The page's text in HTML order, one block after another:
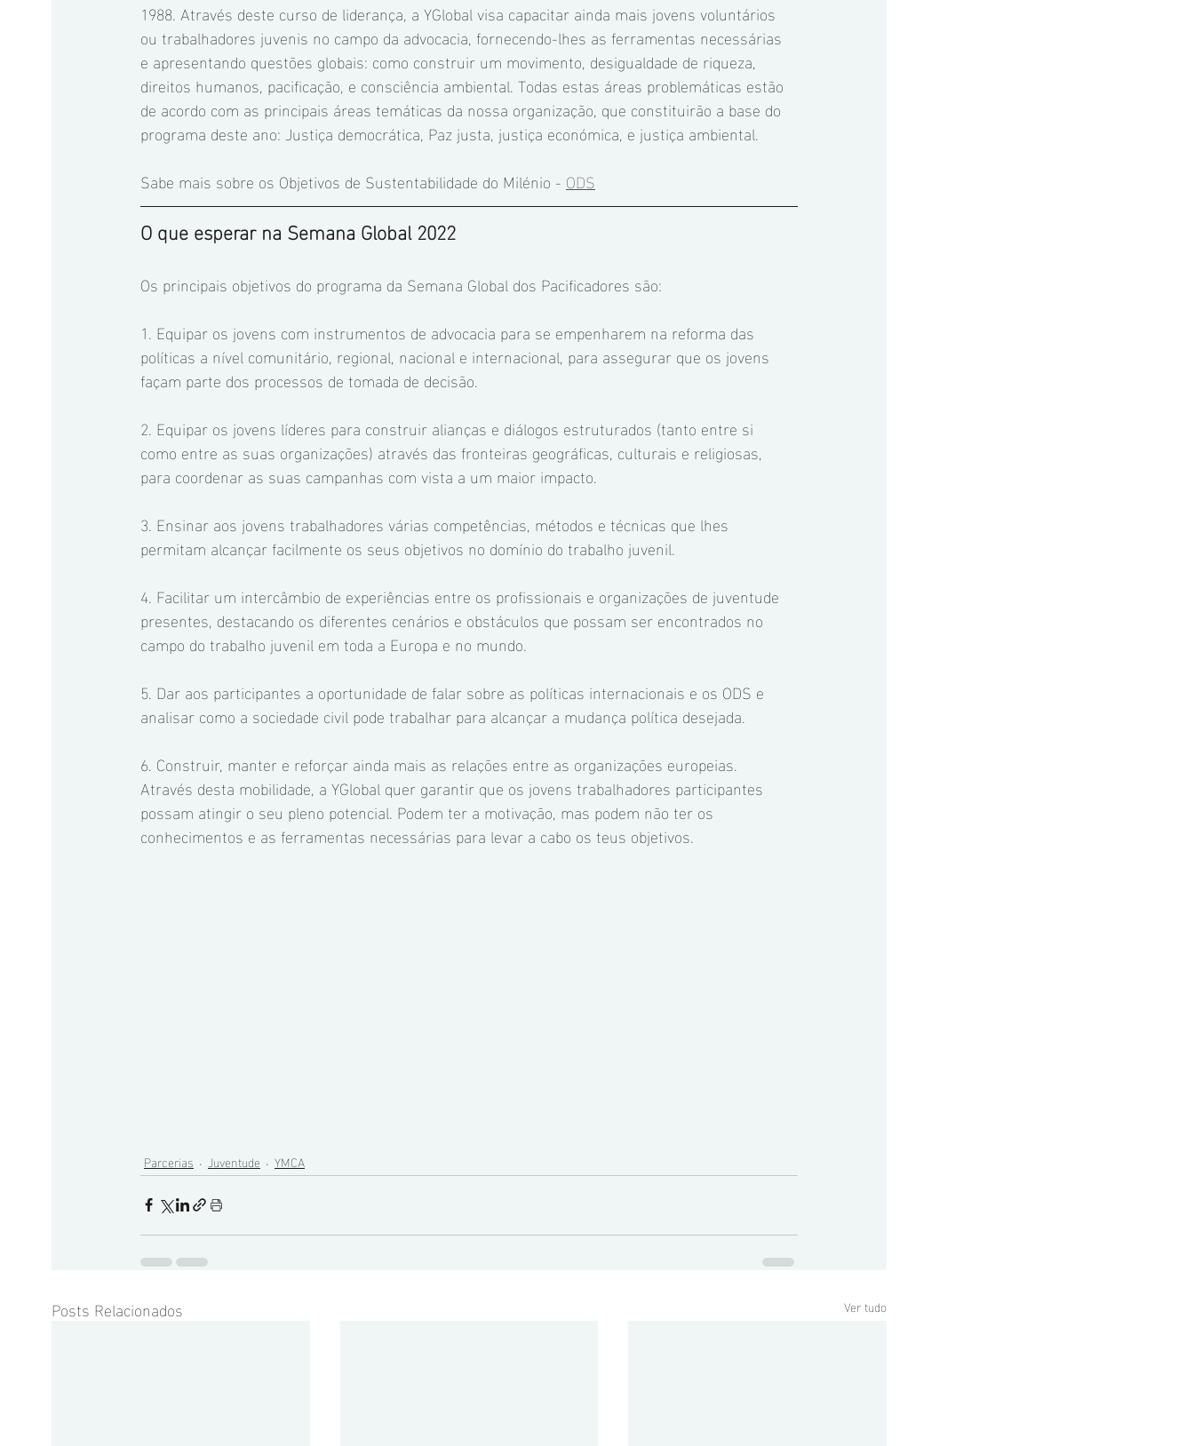
1988. Através deste curso de liderança, a YGlobal visa capacitar ainda mais jovens voluntários
ou trabalhadores juvenis no campo da advocacia, fornecendo-lhes as ferramentas necessárias
e apresentando questões globais: como construir um movimento, desigualdade de riqueza,
direitos humanos, pacificação, e consciência ambiental. Todas estas áreas problemáticas estão
de acordo com as principais áreas temáticas da nossa organização, que constituirão a base do
programa deste ano: Justiça democrática, Paz justa, justiça económica, e justiça ambiental.
Sabe mais sobre os Objetivos de Sustentabilidade do Milénio - ODS
O que esperar na Semana Global 2022
Os principais objetivos do programa da Semana Global dos Pacificadores são:
1. Equipar os jovens com instrumentos de advocacia para se empenharem na reforma das
políticas a nível comunitário, regional, nacional e internacional, para assegurar que os jovens
façam parte dos processos de tomada de decisão.
2. Equipar os jovens líderes para construir alianças e diálogos estruturados (tanto entre si
como entre as suas organizações) através das fronteiras geográficas, culturais e religiosas,
para coordenar as suas campanhas com vista a um maior impacto.
3. Ensinar aos jovens trabalhadores várias competências, métodos e técnicas que lhes
permitam alcançar facilmente os seus objetivos no domínio do trabalho juvenil.
4. Facilitar um intercâmbio de experiências entre os profissionais e organizações de juventude
presentes, destacando os diferentes cenários e obstáculos que possam ser encontrados no
campo do trabalho juvenil em toda a Europa e no mundo.
5. Dar aos participantes a oportunidade de falar sobre as políticas internacionais e os ODS e
analisar como a sociedade civil pode trabalhar para alcançar a mudança política desejada.
6. Construir, manter e reforçar ainda mais as relações entre as organizações europeias.
Através desta mobilidade, a YGlobal quer garantir que os jovens trabalhadores participantes
possam atingir o seu pleno potencial. Podem ter a motivação, mas podem não ter os
conhecimentos e as ferramentas necessárias para levar a cabo os teus objetivos.
Parcerias Juventude YMCA
Posts Relacionados Ver tudo